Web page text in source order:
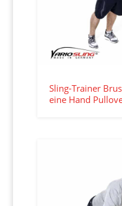
Sling-Trainer
eine Hand